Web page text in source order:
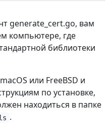
generate_cert.go, вам
компьютере, где
библиотеки
или FreeBSD и
по установке,
находиться в папке
.